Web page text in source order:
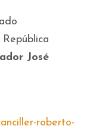
José
roberto-